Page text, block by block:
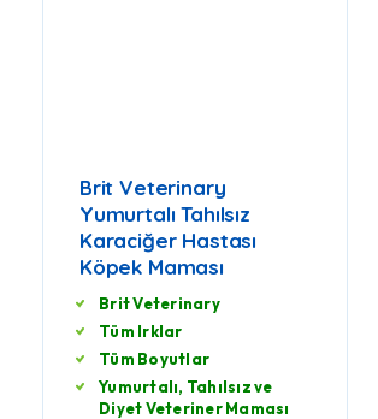
Brit Veterinary
Yumurtalı Tahılsız
Karaciğer Hastası
Köpek Maması
Brit Veterinary
Tüm Irklar
Tüm Boyutlar
Yumurtalı, Tahılsız ve
Diyet Veteriner Maması